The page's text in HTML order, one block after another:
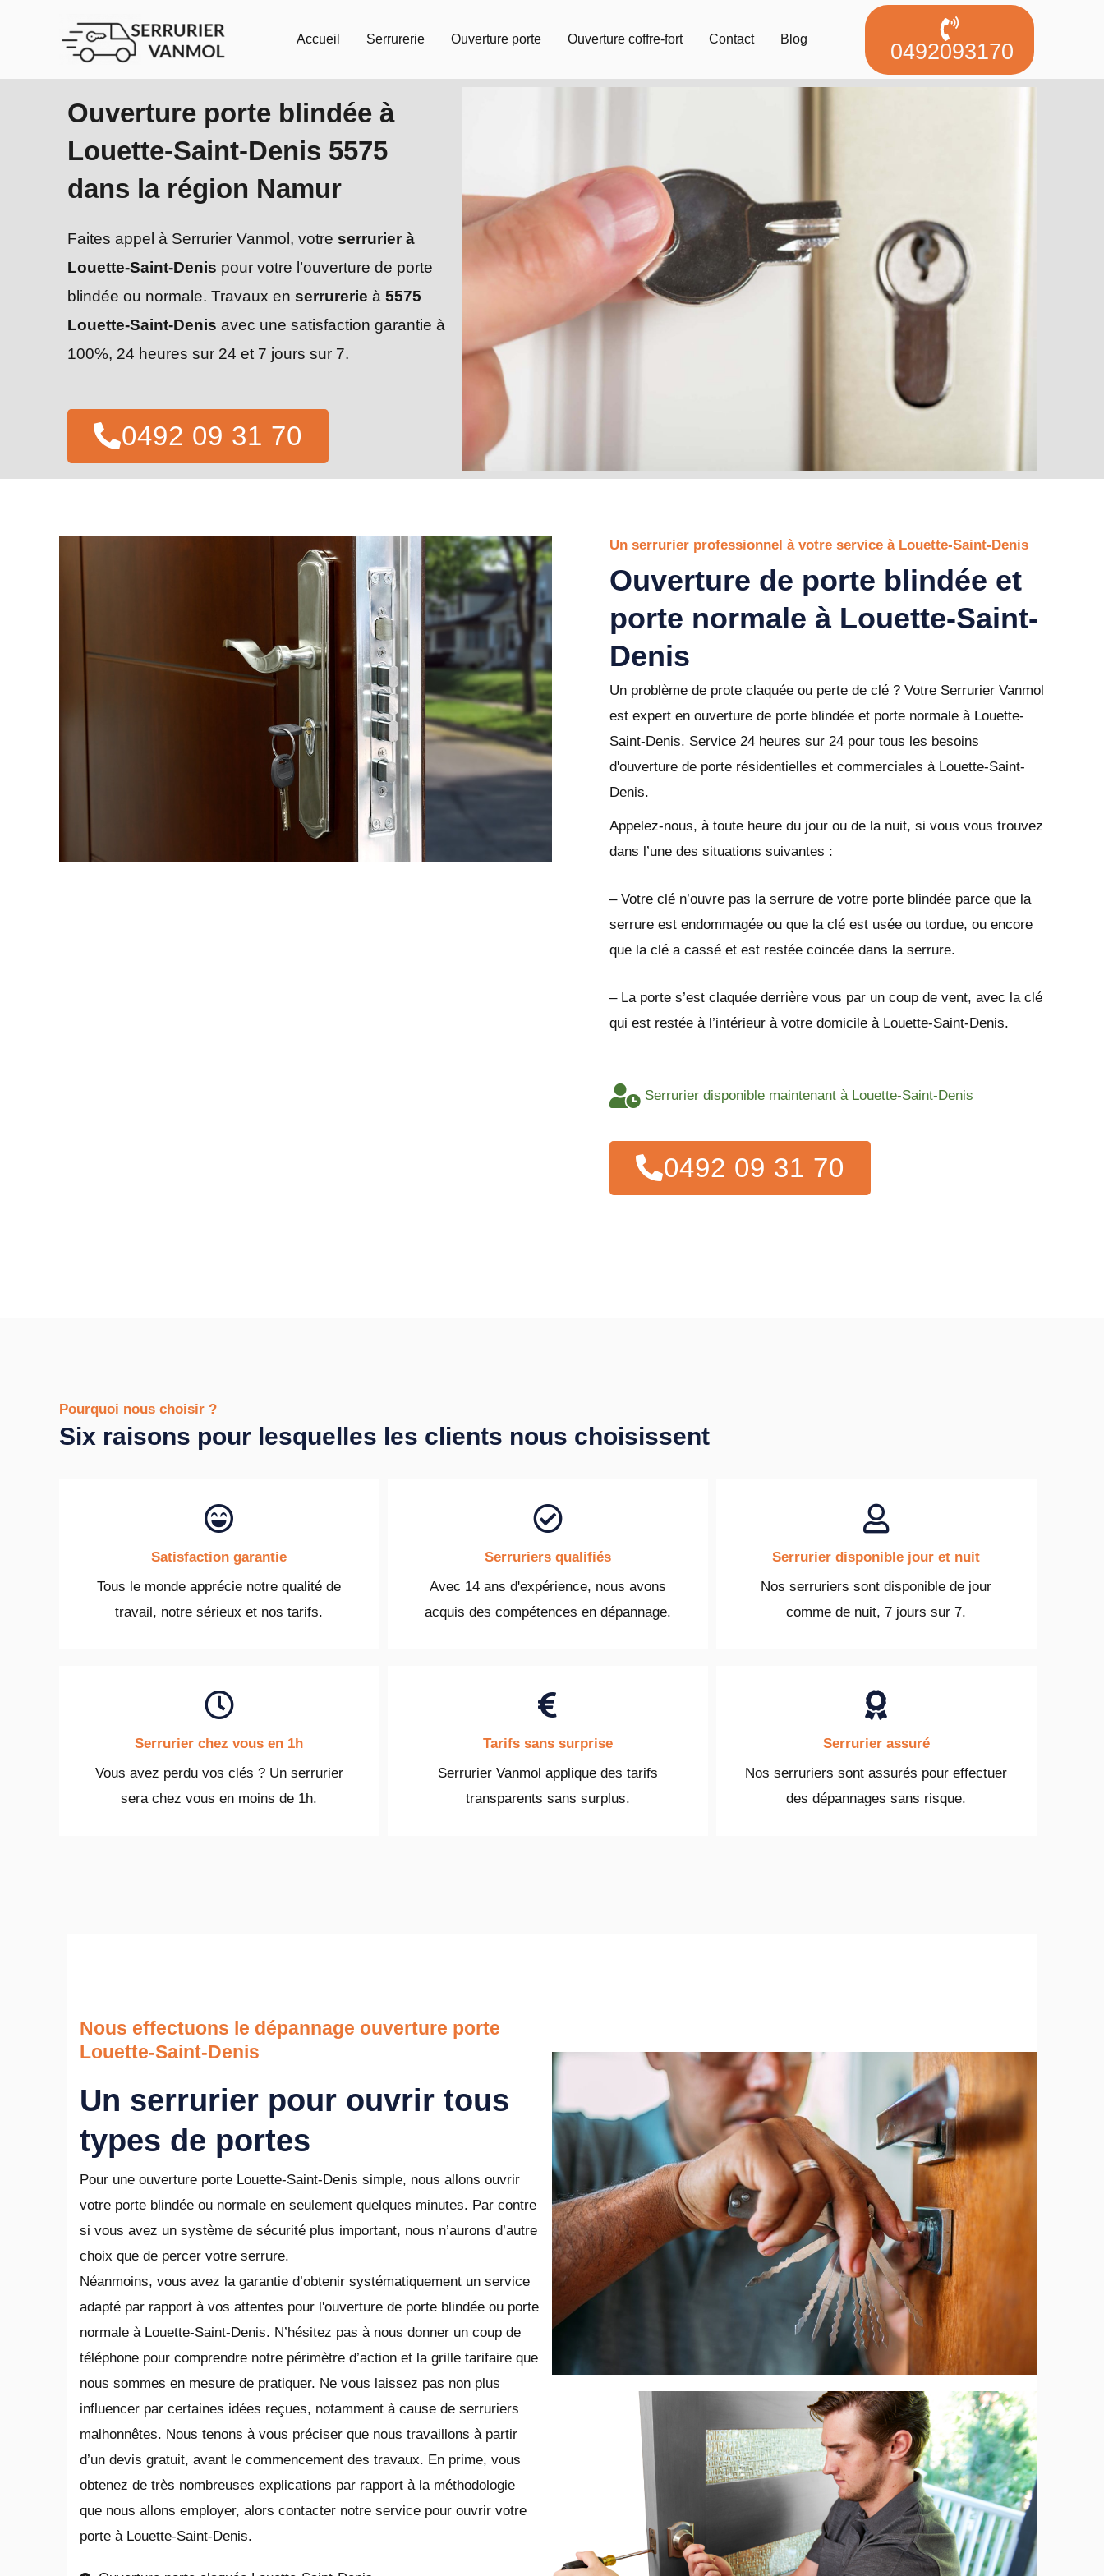
Accueil Serrurerie Ouverture porte Ouverture coffre-fort Contact Blog 0492093170
Ouverture porte blindée à
Louette-Saint-Denis 5575
dans la région Namur
Faites appel à Serrurier Vanmol, votre serrurier à
Louette-Saint-Denis pour votre l’ouverture de porte
blindée ou normale. Travaux en serrurerie à 5575
Louette-Saint-Denis avec une satisfaction garantie à
100%, 24 heures sur 24 et 7 jours sur 7.
0492 09 31 70
Un serrurier professionnel à votre service à Louette-Saint-Denis
Ouverture de porte blindée et
porte normale à Louette-Saint-
Denis
Un problème de prote claquée ou perte de clé ? Votre Serrurier Vanmol
est expert en ouverture de porte blindée et porte normale à Louette-
Saint-Denis. Service 24 heures sur 24 pour tous les besoins
d'ouverture de porte résidentielles et commerciales à Louette-Saint-
Denis.
Appelez-nous, à toute heure du jour ou de la nuit, si vous vous trouvez
dans l’une des situations suivantes :
– Votre clé n’ouvre pas la serrure de votre porte blindée parce que la
serrure est endommagée ou que la clé est usée ou tordue, ou encore
que la clé a cassé et est restée coincée dans la serrure.
– La porte s’est claquée derrière vous par un coup de vent, avec la clé
qui est restée à l’intérieur à votre domicile à Louette-Saint-Denis.
Serrurier disponible maintenant à Louette-Saint-Denis
0492 09 31 70
Pourquoi nous choisir ?
Six raisons pour lesquelles les clients nous choisissent
Satisfaction garantie
Tous le monde apprécie notre qualité de
travail, notre sérieux et nos tarifs.
Serruriers qualifiés
Avec 14 ans d'expérience, nous avons
acquis des compétences en dépannage.
Serrurier disponible jour et nuit
Nos serruriers sont disponible de jour
comme de nuit, 7 jours sur 7.
Serrurier chez vous en 1h
Vous avez perdu vos clés ? Un serrurier
sera chez vous en moins de 1h.
Tarifs sans surprise
Serrurier Vanmol applique des tarifs
transparents sans surplus.
Serrurier assuré
Nos serruriers sont assurés pour effectuer
des dépannages sans risque.
Nous effectuons le dépannage ouverture porte
Louette-Saint-Denis
Un serrurier pour ouvrir tous
types de portes
Pour une ouverture porte Louette-Saint-Denis simple, nous allons ouvrir
votre porte blindée ou normale en seulement quelques minutes. Par contre
si vous avez un système de sécurité plus important, nous n’aurons d’autre
choix que de percer votre serrure.
Néanmoins, vous avez la garantie d’obtenir systématiquement un service
adapté par rapport à vos attentes pour l'ouverture de porte blindée ou porte
normale à Louette-Saint-Denis. N’hésitez pas à nous donner un coup de
téléphone pour comprendre notre périmètre d’action et la grille tarifaire que
nous sommes en mesure de pratiquer. Ne vous laissez pas non plus
influencer par certaines idées reçues, notamment à cause de serruriers
malhonnêtes. Nous tenons à vous préciser que nous travaillons à partir
d’un devis gratuit, avant le commencement des travaux. En prime, vous
obtenez de très nombreuses explications par rapport à la méthodologie
que nous allons employer, alors contacter notre service pour ouvrir votre
porte à Louette-Saint-Denis.